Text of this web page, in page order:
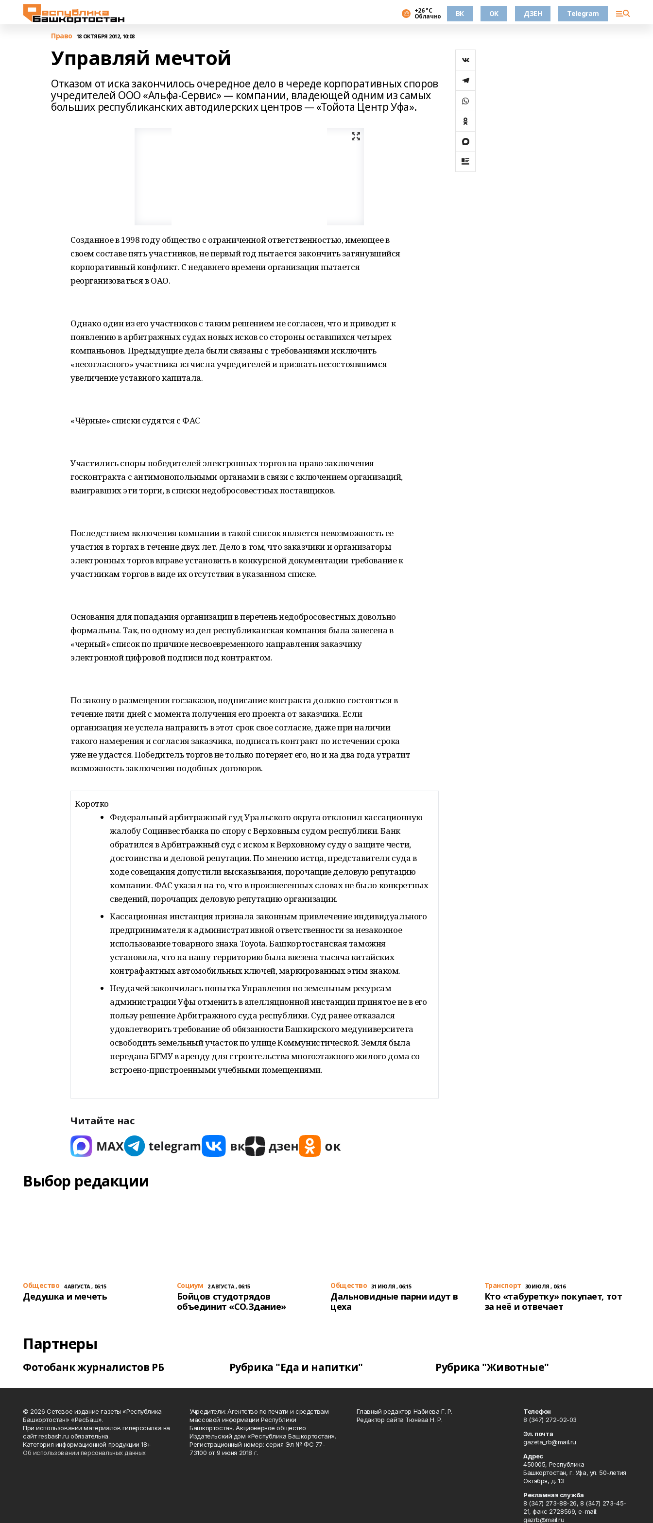
+26 °С
Облачно ВК OK ДЗЕН Telegram
Право 18 ОКТЯБРЯ 2012, 10:08
Управляй мечтой
Отказом от иска закончилось очередное дело в череде корпоративных споров
учредителей ООО «Альфа-Сервис» — компании, владеющей одним из самых
больших республиканских автодилерских центров — «Тойота Центр Уфа».
Созданное в 1998 году общество с ограниченной ответственностью, имеющее в
своем составе пять участников, не первый год пытается закончить затянувшийся
корпоративный конфликт. С недавнего времени организация пытается
реорганизоваться в ОАО.
Однако один из его участников с таким решением не согласен, что и приводит к
появлению в арбитражных судах новых исков со стороны оставшихся четырех
компаньонов. Предыдущие дела были связаны с требованиями исключить
«несогласного» участника из числа учредителей и признать несостоявшимся
увеличение уставного капитала.
«Чёрные» списки судятся с ФАС
Участились споры победителей электронных торгов на право заключения
госконтракта с антимонопольными органами в связи с включением организаций,
выигравших эти торги, в списки недобросовестных поставщиков.
Последствием включения компании в такой список является невозможность ее
участия в торгах в течение двух лет. Дело в том, что заказчики и организаторы
электронных торгов вправе установить в конкурсной документации требование к
участникам торгов в виде их отсутствия в указанном списке.
Основания для попадания организации в перечень недобросовестных довольно
формальны. Так, по одному из дел республиканская компания была занесена в
«черный» список по причине несвоевременного направления заказчику
электронной цифровой подписи под контрактом.
По закону о размещении госзаказов, подписание контракта должно состояться в
течение пяти дней с момента получения его проекта от заказчика. Если
организация не успела направить в этот срок свое согласие, даже при наличии
такого намерения и согласия заказчика, подписать контракт по истечении срока
уже не удастся. Победитель торгов не только потеряет его, но и на два года утратит
возможность заключения подобных договоров.
Коротко
Федеральный арбитражный суд Уральского округа отклонил кассационную
жалобу Социнвестбанка по спору с Верховным судом республики. Банк
обратился в Арбитражный суд с иском к Верховному суду о защите чести,
достоинства и деловой репутации. По мнению истца, представители суда в
ходе совещания допустили высказывания, порочащие деловую репутацию
компании. ФАС указал на то, что в произнесенных словах не было конкретных
сведений, порочащих деловую репутацию организации.
Кассационная инстанция признала законным привлечение индивидуального
предпринимателя к административной ответственности за незаконное
использование товарного знака Toyota. Башкортостанская таможня
установила, что на нашу территорию была ввезена тысяча китайских
контрафактных автомобильных ключей, маркированных этим знаком.
Неудачей закончилась попытка Управления по земельным ресурсам
администрации Уфы отменить в апелляционной инстанции принятое не в его
пользу решение Арбитражного суда республики. Суд ранее отказался
удовлетворить требование об обязанности Башкирского медуниверситета
освободить земельный участок по улице Коммунистической. Земля была
передана БГМУ в аренду для строительства многоэтажного жилого дома со
встроено-пристроенными учебными помещениями.
Читайте нас
Выбор редакции
Общество 4 АВГУСТА , 06:15
Дедушка и мечеть
Cоциум 2 АВГУСТА , 06:15
Бойцов студотрядов
объединит «СО.Здание»
Общество 31 ИЮЛЯ , 06:15
Дальновидные парни идут в
цеха
Транспорт 30 ИЮЛЯ , 06:16
Кто «табуретку» покупает, тот
за неё и отвечает
Партнеры
Фотобанк журналистов РБ Рубрика "Еда и напитки" Рубрика "Животные"
© 2026 Сетевое издание газеты «Республика
Башкортостан» «РесБаш».
При использовании материалов гиперссылка на
сайт resbash.ru обязательна.
Категория информационной продукции 18+
Об использовании персональных данных
Учредители: Агентство по печати и средствам
массовой информации Республики
Башкортостан, Акционерное общество
Издательский дом «Республика Башкортостан».
Регистрационный номер: серия Эл № ФС 77-
73100 от 9 июня 2018 г.
Главный редактор Набиева Г. Р.
Редактор сайта Тюнёва Н. Р.
Телефон
8 (347) 272-02-03
Эл. почта
gazeta_rb@mail.ru
Адрес
450005, Республика
Башкортостан, г. Уфа, ул. 50-летия
Октября, д. 13
Рекламная служба
8 (347) 273-88-26, 8 (347) 273-45-
21, факс 2728569, e-mail:
gazrb@mail.ru